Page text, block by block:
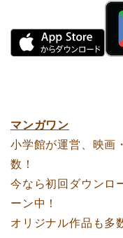
マンガワン
小学館が運営、映画
数！
今なら初回ダウンロ
ーン中！
オリジナル作品も多